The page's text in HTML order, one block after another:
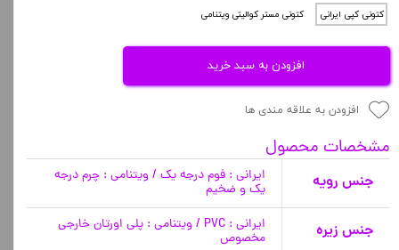
کتونی کپی ایرانی کتونی مستر کوالیتی ویتنامی
افزودن به سبد خرید
افزودن به علاقه مندی ها
مشخصات محصول
جنس رویه ایرانی : فوم درجه یک / ویتنامی : چرم درجه
یک و ضخیم
جنس زیره ایرانی : PVC / ویتنامی : پلی اورتان خارجی
مخصوص